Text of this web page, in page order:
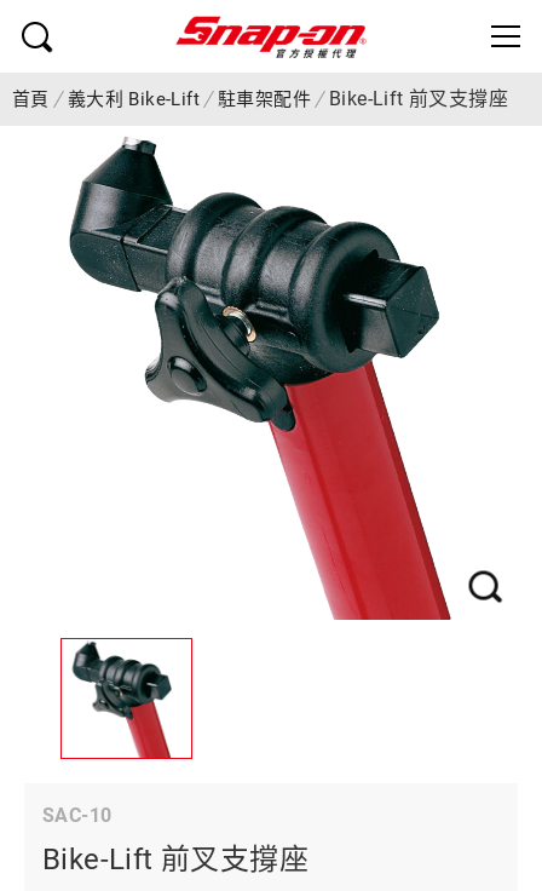
首頁 義大利 Bike-Lift 駐車架配件 Bike-Lift 前叉支撐座
SAC-10
Bike-Lift 前叉支撐座